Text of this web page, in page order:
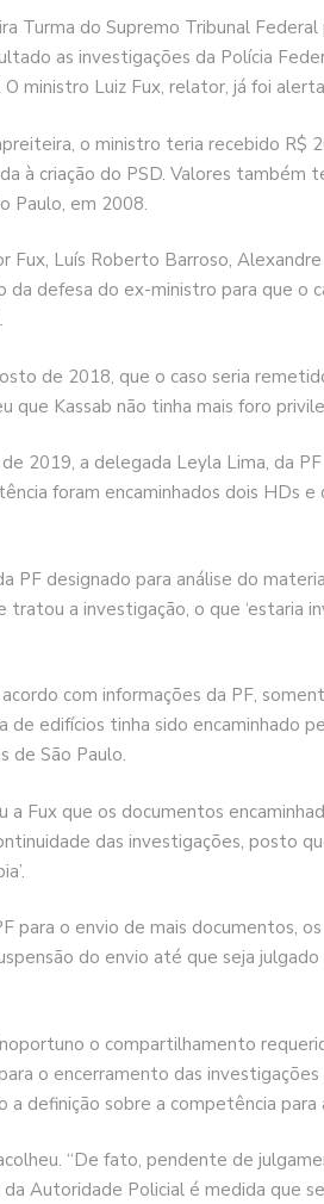
Turma do Supremo Tribunal
as investigações da Polícia
ministro Luiz Fux, relator, já foi
o ministro teria recebido R$
à criação do PSD. Valores também
Paulo, em 2008.
Fux, Luís Roberto Barroso,
da defesa do ex-ministro para que o
de 2018, que o caso seria
que Kassab não tinha mais foro
2019, a delegada Leyla Lima, da
foram encaminhados dois HDs e
PF designado para análise do
tratou a investigação, o que ‘estaria
com informações da PF,
de edifícios tinha sido encaminhado
de São Paulo.
a Fux que os documentos
das investigações, posto
para o envio de mais documentos,
do envio até que seja
o compartilhamento
o encerramento das
definição sobre a competência para
“De fato, pendente de
Autoridade Policial é medida que se